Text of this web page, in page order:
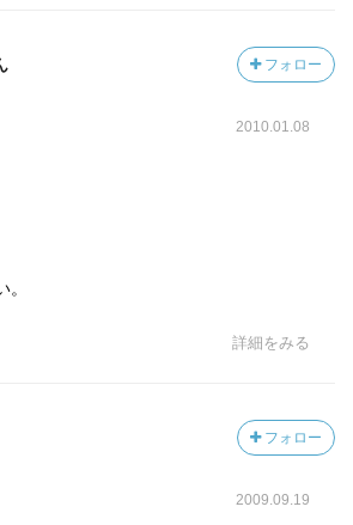
フォロー
2010.01.08
詳細をみる
フォロー
2009.09.19